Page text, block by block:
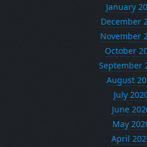
January
December
November
October
September
August
July
June
May
April